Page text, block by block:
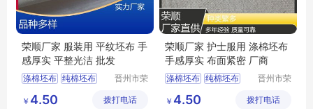
荣顺厂家 服装用 平纹坯布 手
感厚实 平整光洁 批发
涤棉坯布 纯棉坯布
涤棉起绒布
平纹坯布
晋州市荣
限公司
￥ 4.50 拨打电话
荣顺厂家 护士服用 涤棉坯布
手感厚实 布面紧密 厂商
涤棉坯布 纯棉坯布
涤棉起绒布
平纹坯布
晋州市荣
限公司
￥ 4.50 拨打电话